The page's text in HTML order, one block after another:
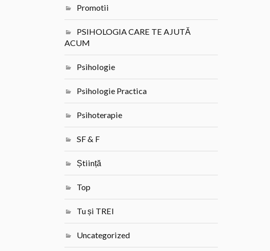
Promotii
PSIHOLOGIA CARE TE AJUTĂ
ACUM
Psihologie
Psihologie Practica
Psihoterapie
SF & F
Știință
Top
Tu și TREI
Uncategorized